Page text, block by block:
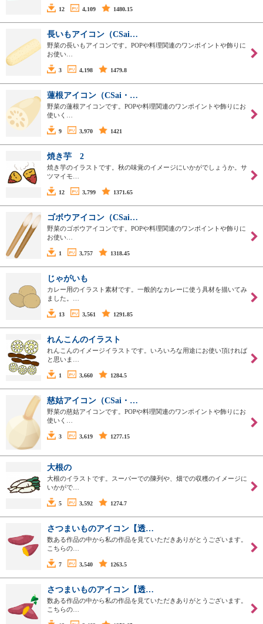
12 4,109 1480.15
長いもアイコン（CSai…
野菜の長いもアイコンです。POPや料理関連のワンポイントや飾りに
お使い…
3 4,198 1479.8
蓮根アイコン（CSai・…
野菜の蓮根アイコンです。POPや料理関連のワンポイントや飾りにお
使いく…
9 3,970 1421
焼き芋 2
焼き芋のイラストです。秋の味覚のイメージにいかがでしょうか。サ
ツマイモ…
12 3,799 1371.65
ゴボウアイコン（CSai…
野菜のゴボウアイコンです。POPや料理関連のワンポイントや飾りに
お使い…
1 3,757 1318.45
じゃがいも
カレー用のイラスト素材です。一般的なカレーに使う具材を描いてみ
ました。…
13 3,561 1291.85
れんこんのイラスト
れんこんのイメージイラストです。いろいろな用途にお使い頂ければ
と思いま…
1 3,660 1284.5
慈姑アイコン（CSai・…
野菜の慈姑アイコンです。POPや料理関連のワンポイントや飾りにお
使いく…
3 3,619 1277.15
大根の
大根のイラストです。スーパーでの陳列や、畑での収穫のイメージに
いかがで…
5 3,592 1274.7
さつまいものアイコン【透…
数ある作品の中から私の作品を見ていただきありがとうございます。
こちらの…
7 3,540 1263.5
さつまいものアイコン【透…
数ある作品の中から私の作品を見ていただきありがとうございます。
こちらの…